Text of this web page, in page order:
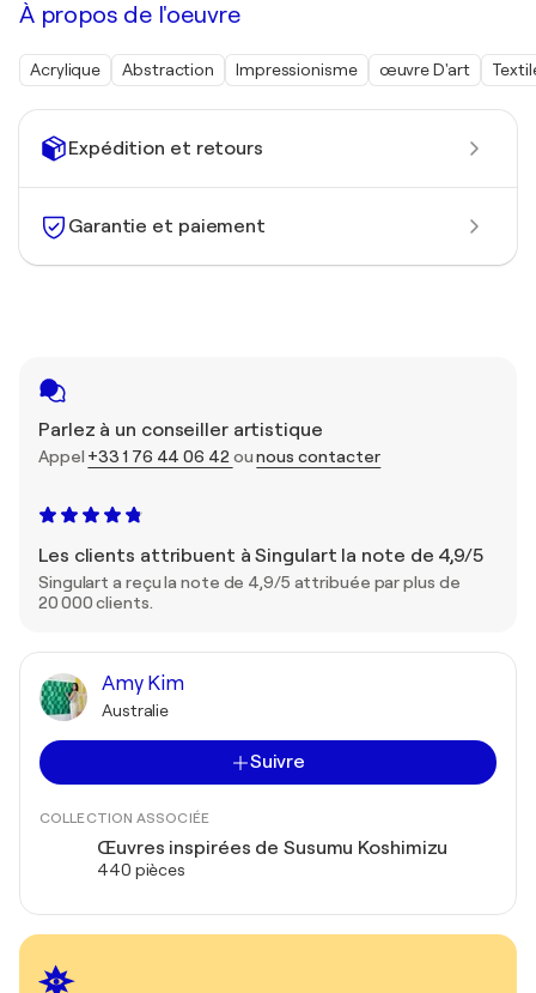
Expédition et retours
Garantie et paiement
Parlez à un conseiller artistique
Appel +33 1 76 44 06 42 ounous contacter
Les clients attribuent à Singulart la note de 4,9/5
Singulart a reçu la note de 4,9/5 attribuée par plus de
20 000 clients.
Amy Kim
Australie
Suivre
COLLECTION ASSOCIÉE
Œuvres inspirées de Susumu Koshimizu
440 pièces
À propos de l'oeuvre
Acrylique Abstraction Impressionisme œuvre D'art